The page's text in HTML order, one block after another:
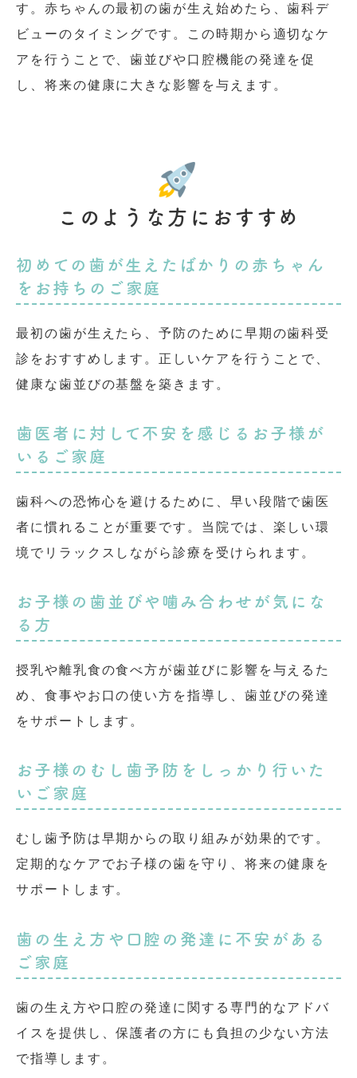
す。赤ちゃんの最初の歯が生え始めたら、歯科デ
ビューのタイミングです。この時期から適切なケ
アを行うことで、歯並びや口腔機能の発達を促
し、将来の健康に大きな影響を与えます。
このような方におすすめ
初めての歯が生えたばかりの赤ちゃん
をお持ちのご家庭
最初の歯が生えたら、予防のために早期の歯科受
診をおすすめします。正しいケアを行うことで、
健康な歯並びの基盤を築きます。
歯医者に対して不安を感じるお子様が
いるご家庭
歯科への恐怖心を避けるために、早い段階で歯医
者に慣れることが重要です。当院では、楽しい環
境でリラックスしながら診療を受けられます。
お子様の歯並びや噛み合わせが気にな
る方
授乳や離乳食の食べ方が歯並びに影響を与えるた
め、食事やお口の使い方を指導し、歯並びの発達
をサポートします。
お子様のむし歯予防をしっかり行いた
いご家庭
むし歯予防は早期からの取り組みが効果的です。
定期的なケアでお子様の歯を守り、将来の健康を
サポートします。
歯の生え方や口腔の発達に不安がある
ご家庭
歯の生え方や口腔の発達に関する専門的なアドバ
イスを提供し、保護者の方にも負担の少ない方法
で指導します。